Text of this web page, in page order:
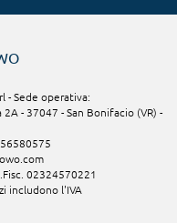
- Sede operativa:
- 37047 - San Bonifacio (VR) -
02324570221
includono l'IVA